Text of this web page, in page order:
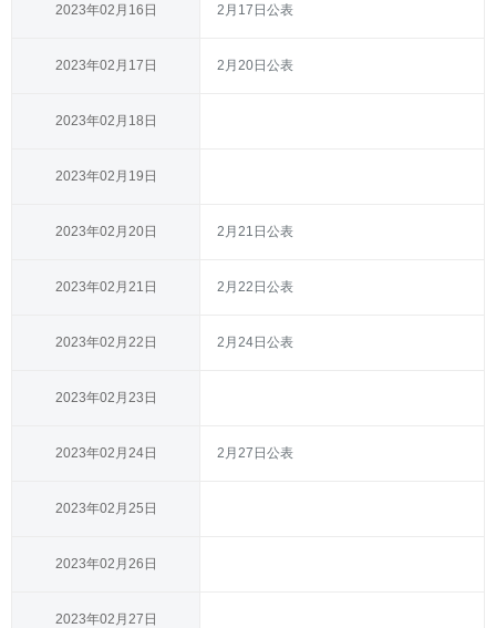
2023年02月16日 2月17日公表
2023年02月17日 2月20日公表
2023年02月18日
2023年02月19日
2023年02月20日 2月21日公表
2023年02月21日 2月22日公表
2023年02月22日 2月24日公表
2023年02月23日
2023年02月24日 2月27日公表
2023年02月25日
2023年02月26日
2023年02月27日